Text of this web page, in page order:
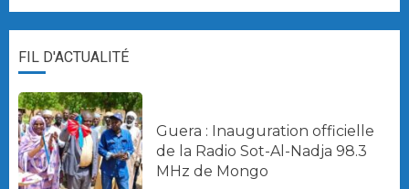
FIL D'ACTUALITÉ
Guera : Inauguration officielle
de la Radio Sot-Al-Nadja 98.3
MHz de Mongo